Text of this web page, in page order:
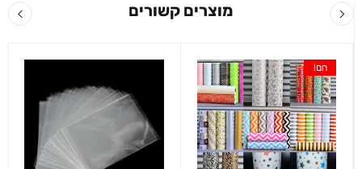
מוצרים קשורים
חם!